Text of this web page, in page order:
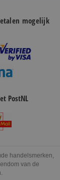
mogelijk
PostNL
handelsmerken,
van de